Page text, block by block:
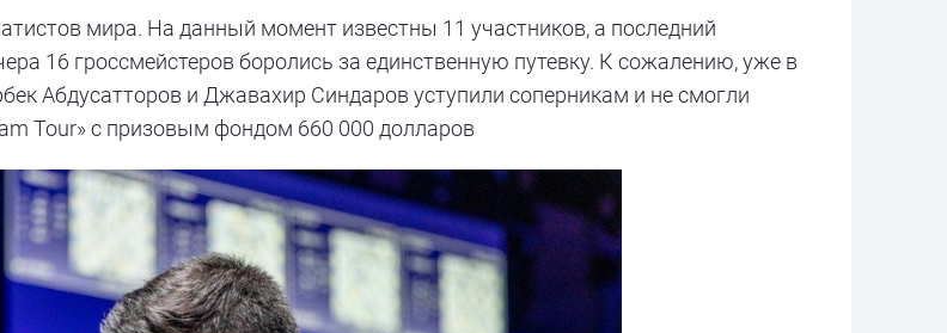
мира. На данный момент известны 11 участников, а последний
16 гроссмейстеров боролись за единственную путевку. К сожалению, уже в
Абдусатторов и Джавахир Синдаров уступили соперникам и не смогли
Tour» с призовым фондом 660 000 долларов